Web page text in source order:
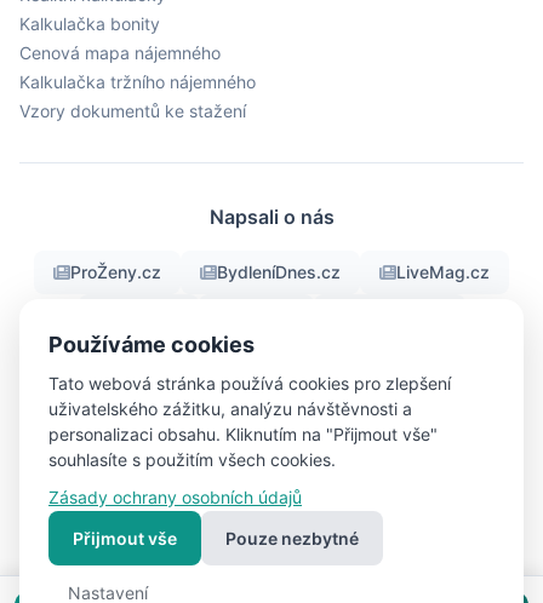
Kalkulačka bonity
Cenová mapa nájemného
Kalkulačka tržního nájemného
Vzory dokumentů ke stažení
Napsali o nás
ProŽeny.cz BydleníDnes.cz LiveMag.cz
Objektiv24.cz
© 2026 RealFree.cz - Všechna práva vyhrazena
Nastavení
Vytvořeno s ❤ pro lepší bydlení | Vytvořil
webpj.cz
Používáme cookies
Tato webová stránka používá cookies pro zlepšení
uživatelského zážitku, analýzu návštěvnosti a
personalizaci obsahu. Kliknutím na "Přijmout vše"
souhlasíte s použitím všech cookies.
Zásady ochrany osobních údajů
Přijmout vše
Pouze nezbytné
Nastavení